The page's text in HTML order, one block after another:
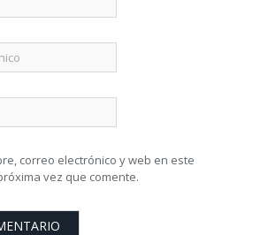
correo electrónico y web en este
vez que comente.